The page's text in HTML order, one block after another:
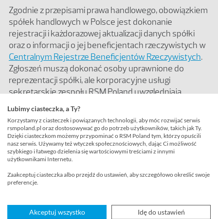
Zgodnie z przepisami prawa handlowego, obowiązkiem
spółek handlowych w Polsce jest dokonanie
rejestracji i każdorazowej aktualizacji danych spółki
oraz o informacji o jej beneficjentach rzeczywistych w
Centralnym Rejestrze Beneficjentów Rzeczywistych.
Zgłoszeń muszą dokonać osoby uprawnione do
reprezentacji spółki, ale korporacyjne usługi
sekretarskie zespołu RSM Poland uwzględniają
przygotowywaniu.
Skontaktuj się z nami i sprawdź
pełen zakres usług sekretariatu
korporacyjnego i obsługi prawnej
Wspierając naszych klientów w wywiązywaniu się z
Lubimy ciasteczka, a Ty?
Korzystamy z ciasteczek i powiązanych technologii, aby móc rozwijać serwis
rsmpoland.pl oraz dostosowywać go do potrzeb użytkowników, takich jak Ty.
Dzięki ciasteczkom możemy przypominać o RSM Poland tym, którzy opuścili
nasz serwis. Używamy też wtyczek społecznościowych, dając Ci możliwość
szybkiego i łatwego dzielenia się wartościowymi treściami z innymi
użytkownikami Internetu.
Zaakceptuj ciasteczka albo przejdź do ustawień, aby szczegółowo określić swoje
preferencje.
Akceptuj wszystko Idę do ustawień